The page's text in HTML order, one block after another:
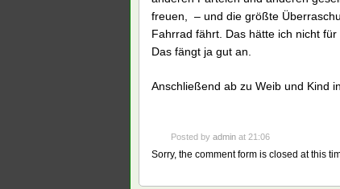
freuen, – und die größte
Fahrrad fährt. Das hätte ich nicht
Das fängt ja gut an.
Anschließend ab zu Weib und Kind
Posted by admin at 21:06
Sorry, the comment form is closed at this